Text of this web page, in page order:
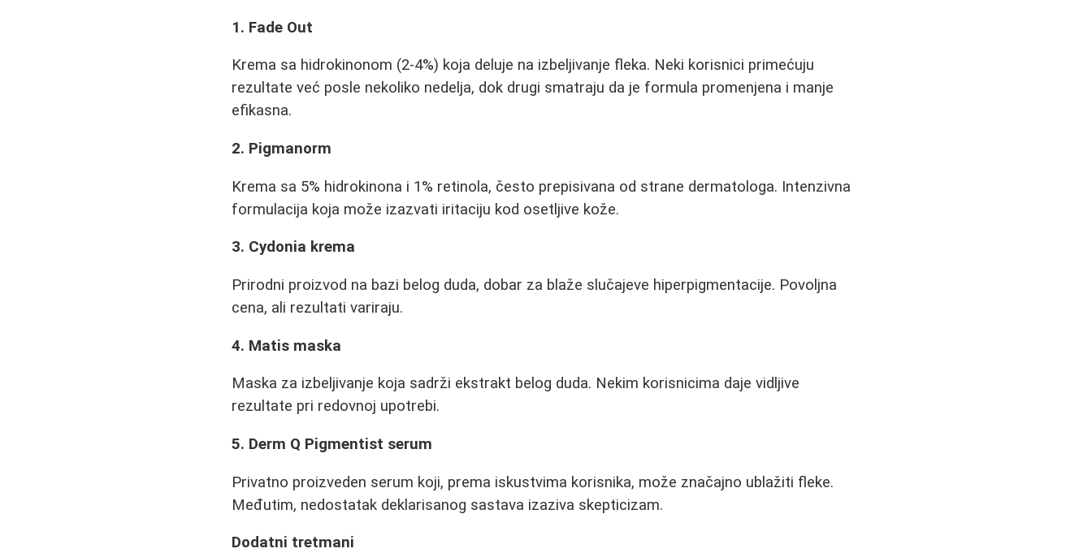
1. Fade Out
Krema sa hidrokinonom (2-4%) koja deluje na izbeljivanje fleka. Neki korisnici primećuju
rezultate već posle nekoliko nedelja, dok drugi smatraju da je formula promenjena i manje
efikasna.
2. Pigmanorm
Krema sa 5% hidrokinona i 1% retinola, često prepisivana od strane dermatologa. Intenzivna
formulacija koja može izazvati iritaciju kod osetljive kože.
3. Cydonia krema
Prirodni proizvod na bazi belog duda, dobar za blaže slučajeve hiperpigmentacije. Povoljna
cena, ali rezultati variraju.
4. Matis maska
Maska za izbeljivanje koja sadrži ekstrakt belog duda. Nekim korisnicima daje vidljive
rezultate pri redovnoj upotrebi.
5. Derm Q Pigmentist serum
Privatno proizveden serum koji, prema iskustvima korisnika, može značajno ublažiti fleke.
Međutim, nedostatak deklarisanog sastava izaziva skepticizam.
Dodatni tretmani